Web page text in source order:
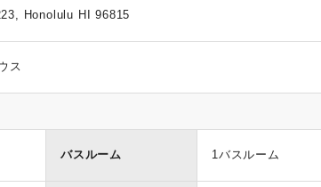
Honolulu HI 96815
ス
バスルーム 1バスルーム